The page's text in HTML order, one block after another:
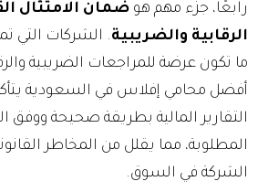
رابعًا، جزء مهم هوضمان الامتثال
الرقابية والضريبية. الشركات التي
ما تكون عرضة للمراجعات الضريبية
أفضل محامي إفلاس في السعودية
التقارير المالية بطريقة صحيحة ووفق
المطلوبة، مما يقلل من المخاطر
الشركة في السوق.